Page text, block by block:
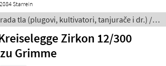
2084 Starrein
tla (plugovi, kultivatori, tanjurače i dr.) /
Zirkon 12/300
Grimme